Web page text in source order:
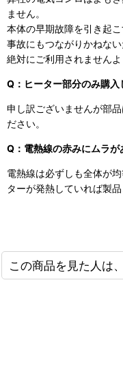
ません。
本体の早期故障を引き起
事故にもつながりかねない
絶対にご利用されませんよ
Q：ヒーター部分のみ購入
申し訳ございませんが部
ださい。
Q：電熱線の赤みにムラが
電熱線は必ずしも全体が
ターが発熱していれば製
この商品を見た人は